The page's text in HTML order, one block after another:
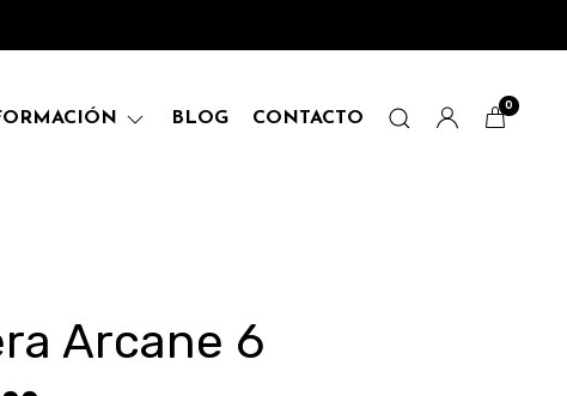
BLOG CONTACTO
0
Arcane 6